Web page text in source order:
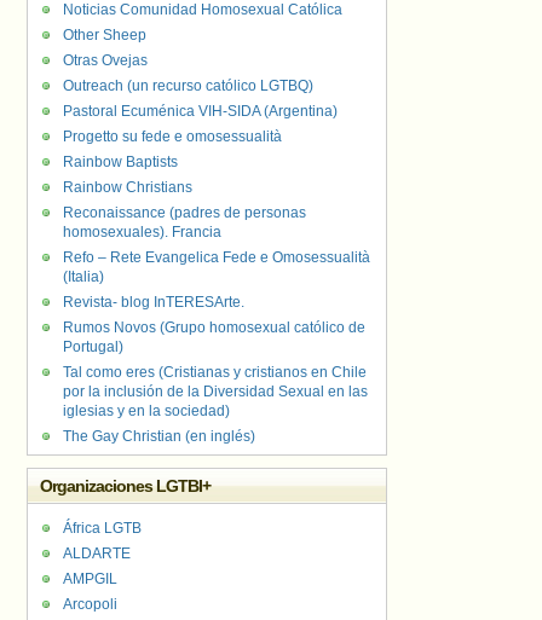
Noticias Comunidad Homosexual Católica
Other Sheep
Otras Ovejas
Outreach (un recurso católico LGTBQ)
Pastoral Ecuménica VIH-SIDA (Argentina)
Progetto su fede e omosessualità
Rainbow Baptists
Rainbow Christians
Reconaissance (padres de personas
homosexuales). Francia
Refo – Rete Evangelica Fede e Omosessualità
(Italia)
Revista- blog InTERESArte.
Rumos Novos (Grupo homosexual católico de
Portugal)
Tal como eres (Cristianas y cristianos en Chile
por la inclusión de la Diversidad Sexual en las
iglesias y en la sociedad)
The Gay Christian (en inglés)
Organizaciones LGTBI+
África LGTB
ALDARTE
AMPGIL
Arcopoli